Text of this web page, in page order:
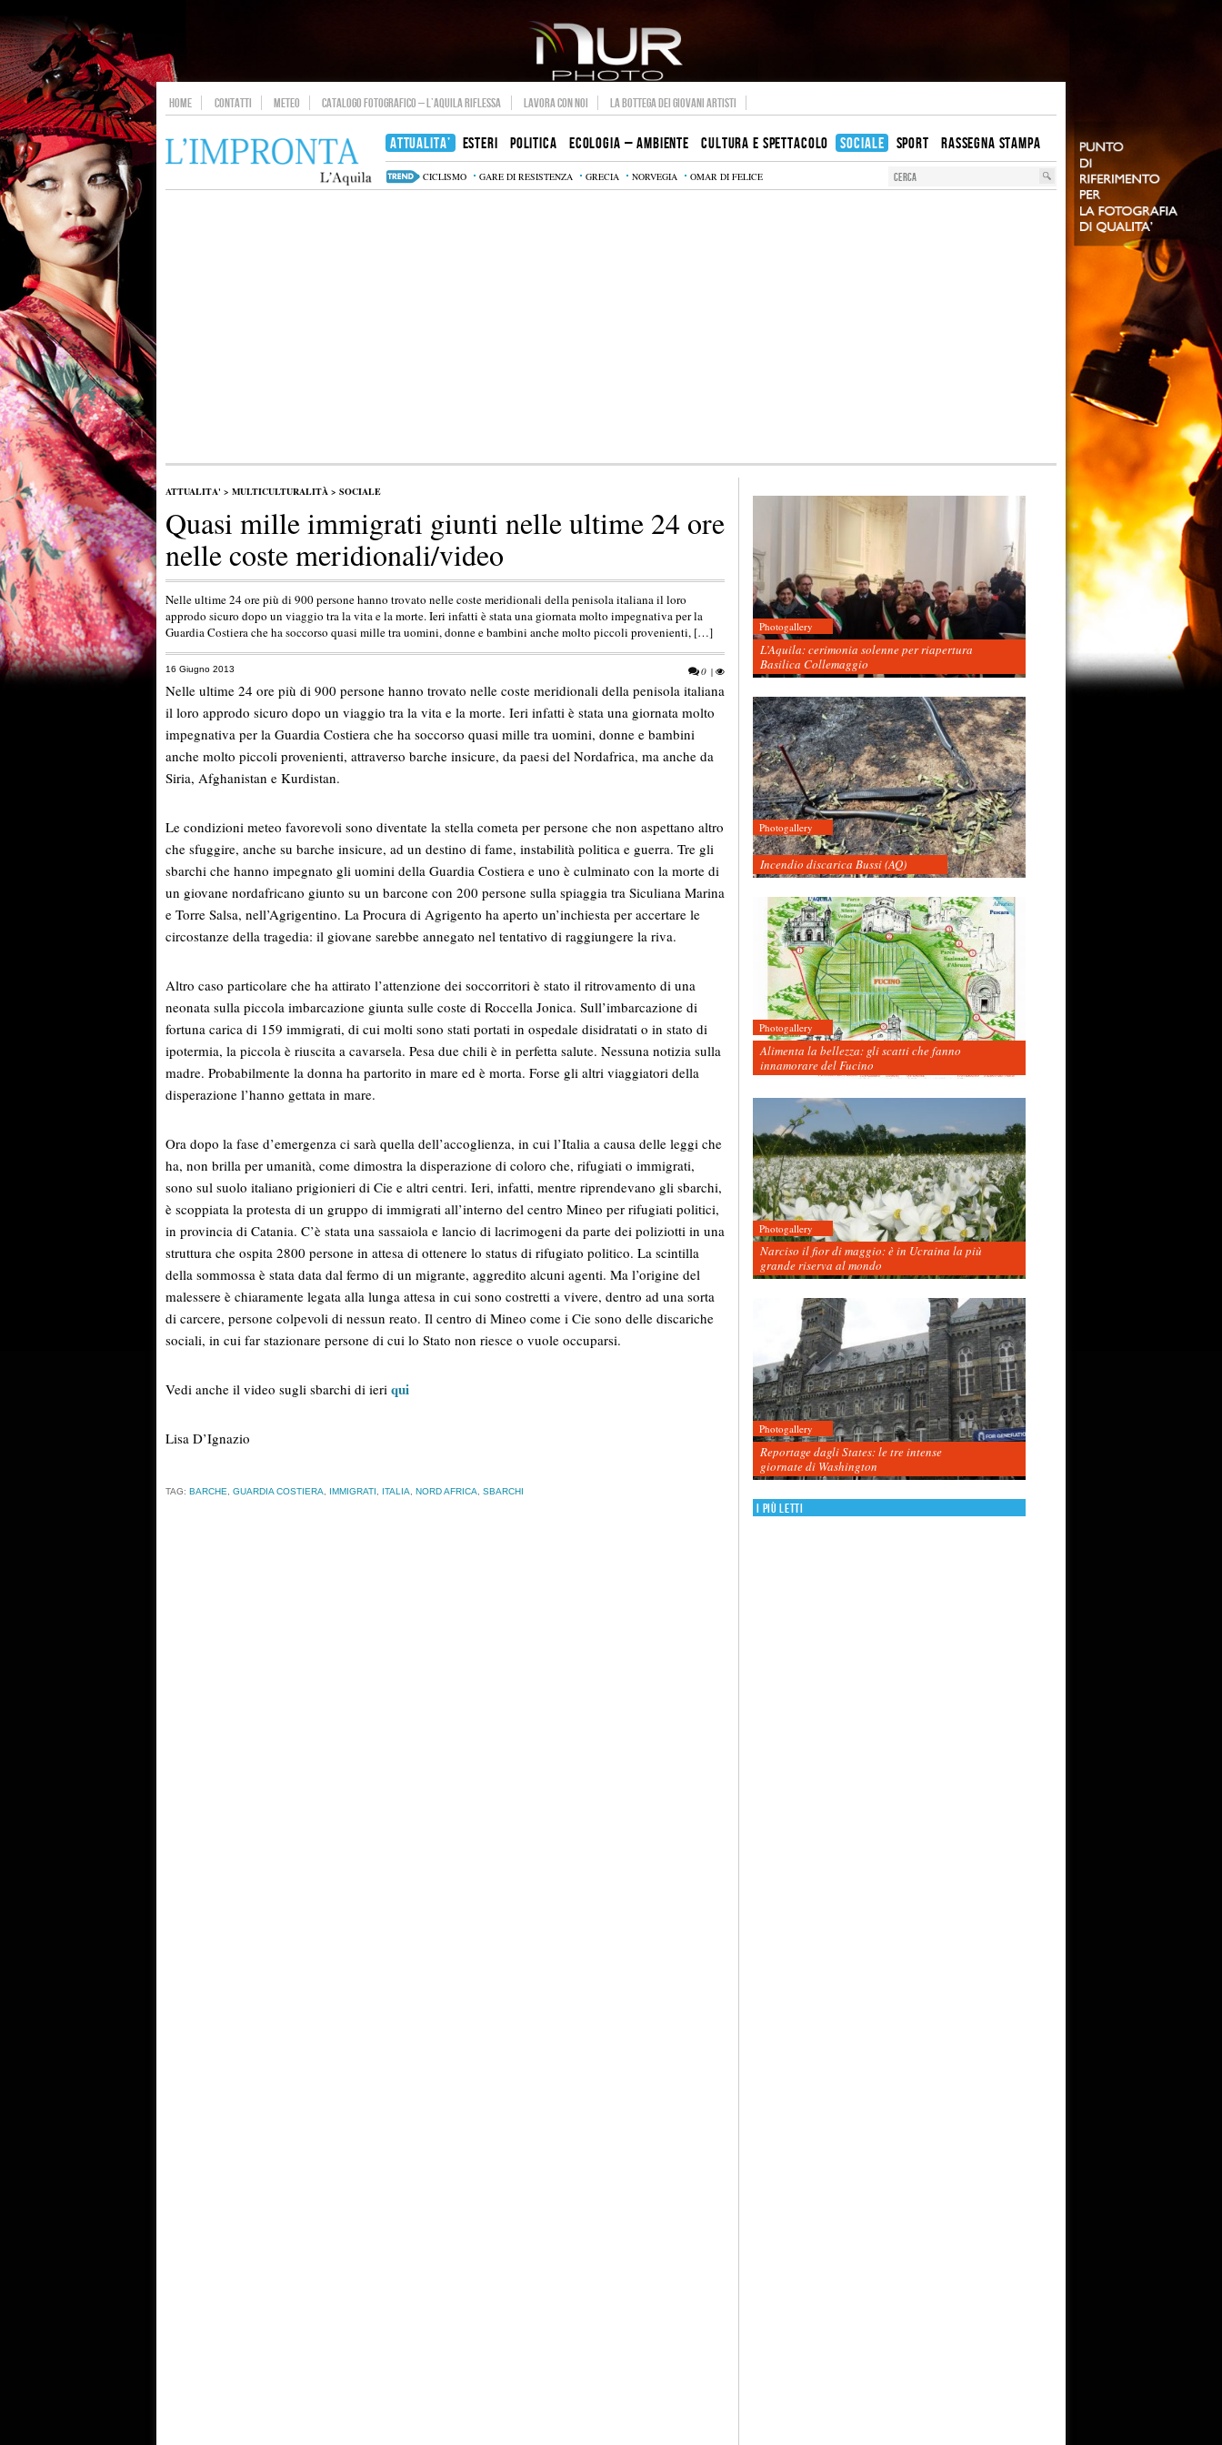
HOME CONTATTI METEO CATALOGO FOTOGRAFICO – L’AQUILA RIFLESSA LAVORA CON NOI LA BOTTEGA DEI GIOVANI ARTISTI
ATTUALITA’ ESTERI POLITICA ECOLOGIA – AMBIENTE CULTURA E SPETTACOLO SOCIALE SPORT RASSEGNA STAMPA
CICLISMO GARE DI RESISTENZA GRECIA NORVEGIA OMAR DI FELICE
ATTUALITA' > MULTICULTURALITÀ > SOCIALE
Quasi mille immigrati giunti nelle ultime 24 ore
nelle coste meridionali/video
Nelle ultime 24 ore più di 900 persone hanno trovato nelle coste meridionali della penisola italiana il loro
approdo sicuro dopo un viaggio tra la vita e la morte. Ieri infatti è stata una giornata molto impegnativa per la
Guardia Costiera che ha soccorso quasi mille tra uomini, donne e bambini anche molto piccoli provenienti, […]
16 Giugno 2013 0 |
Nelle ultime 24 ore più di 900 persone hanno trovato nelle coste meridionali della penisola italiana
il loro approdo sicuro dopo un viaggio tra la vita e la morte. Ieri infatti è stata una giornata molto
impegnativa per la Guardia Costiera che ha soccorso quasi mille tra uomini, donne e bambini
anche molto piccoli provenienti, attraverso barche insicure, da paesi del Nordafrica, ma anche da
Siria, Afghanistan e Kurdistan.
Le condizioni meteo favorevoli sono diventate la stella cometa per persone che non aspettano altro
che sfuggire, anche su barche insicure, ad un destino di fame, instabilità politica e guerra. Tre gli
sbarchi che hanno impegnato gli uomini della Guardia Costiera e uno è culminato con la morte di
un giovane nordafricano giunto su un barcone con 200 persone sulla spiaggia tra Siculiana Marina
e Torre Salsa, nell’Agrigentino. La Procura di Agrigento ha aperto un’inchiesta per accertare le
circostanze della tragedia: il giovane sarebbe annegato nel tentativo di raggiungere la riva.
Altro caso particolare che ha attirato l’attenzione dei soccorritori è stato il ritrovamento di una
neonata sulla piccola imbarcazione giunta sulle coste di Roccella Jonica. Sull’imbarcazione di
fortuna carica di 159 immigrati, di cui molti sono stati portati in ospedale disidratati o in stato di
ipotermia, la piccola è riuscita a cavarsela. Pesa due chili è in perfetta salute. Nessuna notizia sulla
madre. Probabilmente la donna ha partorito in mare ed è morta. Forse gli altri viaggiatori della
disperazione l’hanno gettata in mare.
Ora dopo la fase d’emergenza ci sarà quella dell’accoglienza, in cui l’Italia a causa delle leggi che
ha, non brilla per umanità, come dimostra la disperazione di coloro che, rifugiati o immigrati,
sono sul suolo italiano prigionieri di Cie e altri centri. Ieri, infatti, mentre riprendevano gli sbarchi,
è scoppiata la protesta di un gruppo di immigrati all’interno del centro Mineo per rifugiati politici,
in provincia di Catania. C’è stata una sassaiola e lancio di lacrimogeni da parte dei poliziotti in una
struttura che ospita 2800 persone in attesa di ottenere lo status di rifugiato politico. La scintilla
della sommossa è stata data dal fermo di un migrante, aggredito alcuni agenti. Ma l’origine del
malessere è chiaramente legata alla lunga attesa in cui sono costretti a vivere, dentro ad una sorta
di carcere, persone colpevoli di nessun reato. Il centro di Mineo come i Cie sono delle discariche
sociali, in cui far stazionare persone di cui lo Stato non riesce o vuole occuparsi.
Vedi anche il video sugli sbarchi di ieri qui
Lisa D’Ignazio
TAG: BARCHE GUARDIA COSTIERA IMMIGRATI ITALIA NORD AFRICA SBARCHI
Photogallery
L’Aquila: cerimonia solenne per riapertura
Basilica Collemaggio
Photogallery
Incendio discarica Bussi (AQ)
Photogallery
Alimenta la bellezza: gli scatti che fanno
innamorare del Fucino
Photogallery
Narciso il fior di maggio: è in Ucraina la più
grande riserva al mondo
Photogallery
Reportage dagli States: le tre intense
giornate di Washington
I più letti